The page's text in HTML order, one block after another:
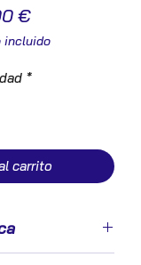
€Precio
incluido
*
carrito